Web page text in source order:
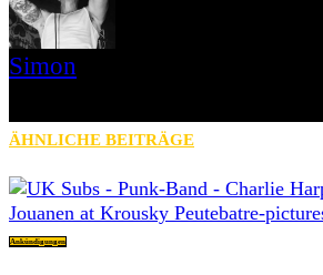
Simon
ÄHNLICHE BEITRÄGE
Ankündigungen